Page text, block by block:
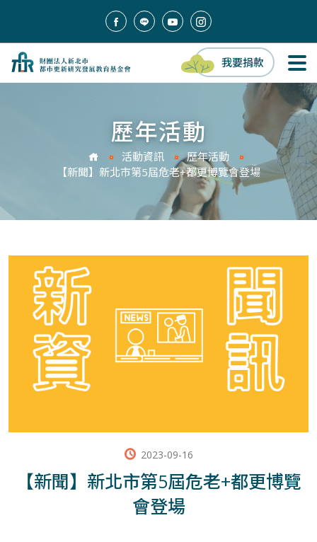
我要捐款
歷年活動
活動資訊
歷年活動
【新聞】新北市第5屆危老+都更博覽會登場
2023-09-16
【新聞】新北市第5屆危老+都更博覽
會登場